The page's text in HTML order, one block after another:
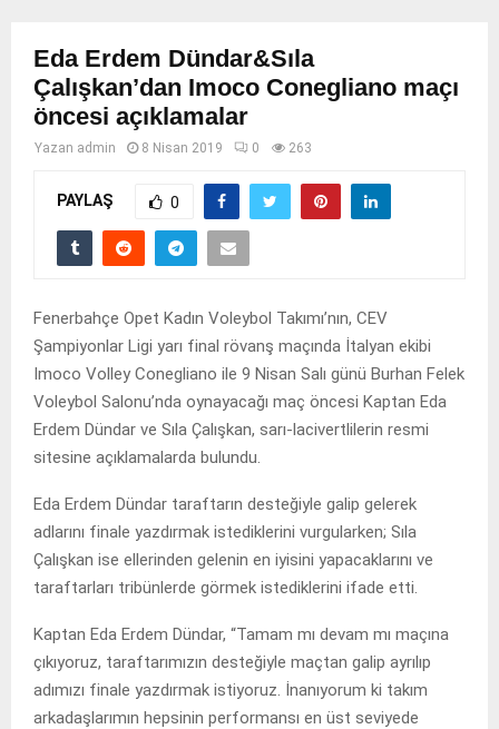
Eda Erdem Dündar&Sıla
Çalışkan’dan Imoco Conegliano maçı
öncesi açıklamalar
Yazan admin 8 Nisan 2019 0 263
PAYLAŞ 0
Fenerbahçe Opet Kadın Voleybol Takımı’nın, CEV
Şampiyonlar Ligi yarı final rövanş maçında İtalyan ekibi
Imoco Volley Conegliano ile 9 Nisan Salı günü Burhan Felek
Voleybol Salonu’nda oynayacağı maç öncesi Kaptan Eda
Erdem Dündar ve Sıla Çalışkan, sarı-lacivertlilerin resmi
sitesine açıklamalarda bulundu.
Eda Erdem Dündar taraftarın desteğiyle galip gelerek
adlarını finale yazdırmak istediklerini vurgularken; Sıla
Çalışkan ise ellerinden gelenin en iyisini yapacaklarını ve
taraftarları tribünlerde görmek istediklerini ifade etti.
Kaptan Eda Erdem Dündar, “Tamam mı devam mı maçına
çıkıyoruz, taraftarımızın desteğiyle maçtan galip ayrılıp
adımızı finale yazdırmak istiyoruz. İnanıyorum ki takım
arkadaşlarımın hepsinin performansı en üst seviyede